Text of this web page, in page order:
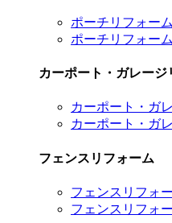
ポーチリフォー
ポーチリフォー
カーポート・ガレージ
カーポート・ガ
カーポート・ガ
フェンスリフォーム
フェンスリフォ
フェンスリフォ